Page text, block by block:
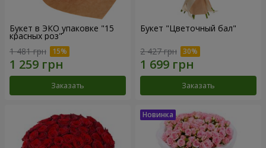
Букет в ЭКО упаковке "15
красных роз"
1 481 грн
Заказать
Букет "Цветочный бал"
2 427 грн
Заказать